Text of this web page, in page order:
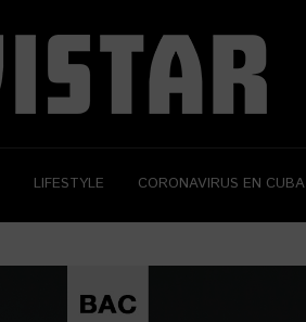
LIFESTYLE CORONAVIRUS EN CUBA